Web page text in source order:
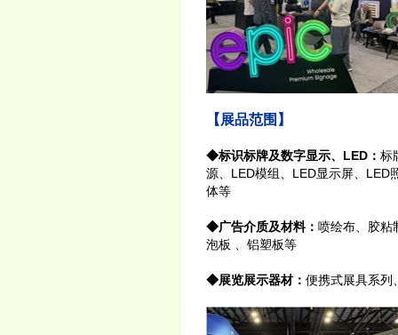
【展品范围】
◆标识标牌及数字显示、LED： 标
源、LED模组、LED显示屏、LED
体等
◆广告介质及材料： 喷绘布、胶粘
泡板 、铝塑板等
◆展览展示器材： 便携式展具系列